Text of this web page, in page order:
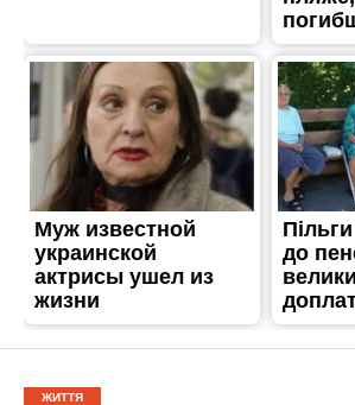
ЖИТТЯ